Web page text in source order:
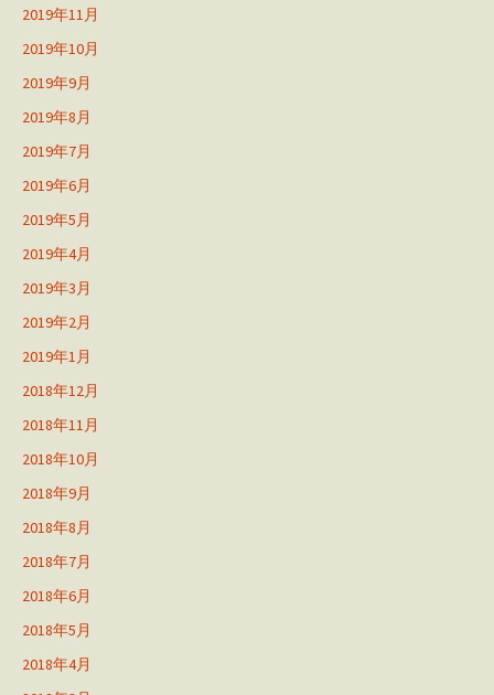
2019年11月
2019年10月
2019年9月
2019年8月
2019年7月
2019年6月
2019年5月
2019年4月
2019年3月
2019年2月
2019年1月
2018年12月
2018年11月
2018年10月
2018年9月
2018年8月
2018年7月
2018年6月
2018年5月
2018年4月